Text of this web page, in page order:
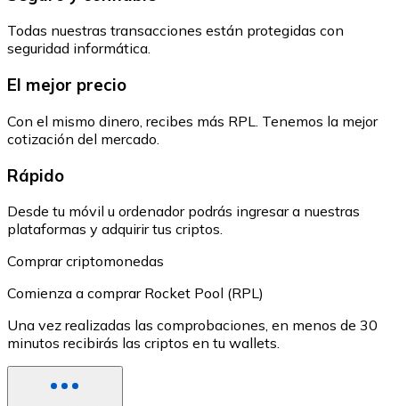
Todas nuestras transacciones están protegidas con
seguridad informática.
El mejor precio
Con el mismo dinero, recibes más RPL. Tenemos la mejor
cotización del mercado.
Rápido
Desde tu móvil u ordenador podrás ingresar a nuestras
plataformas y adquirir tus criptos.
Comprar criptomonedas
Comienza a comprar Rocket Pool (RPL)
Una vez realizadas las comprobaciones, en menos de 30
minutos recibirás las criptos en tu wallets.